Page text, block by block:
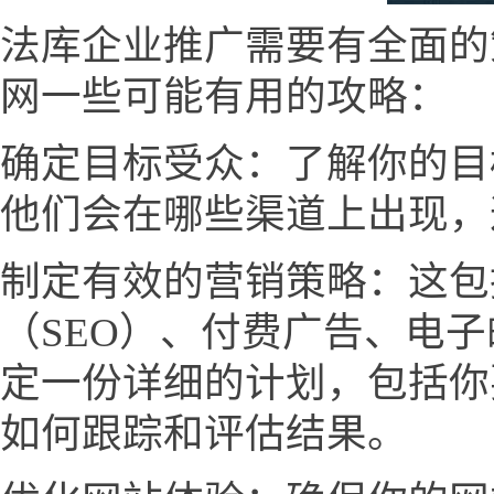
法库企业推广需要有全面
网一些可能有用的攻略：
确定目标受众：了解你的
他们会在哪些渠道上出现
制定有效的营销策略：这
（SEO）、付费广告、电
定一份详细的计划，包括
如何跟踪和评估结果。